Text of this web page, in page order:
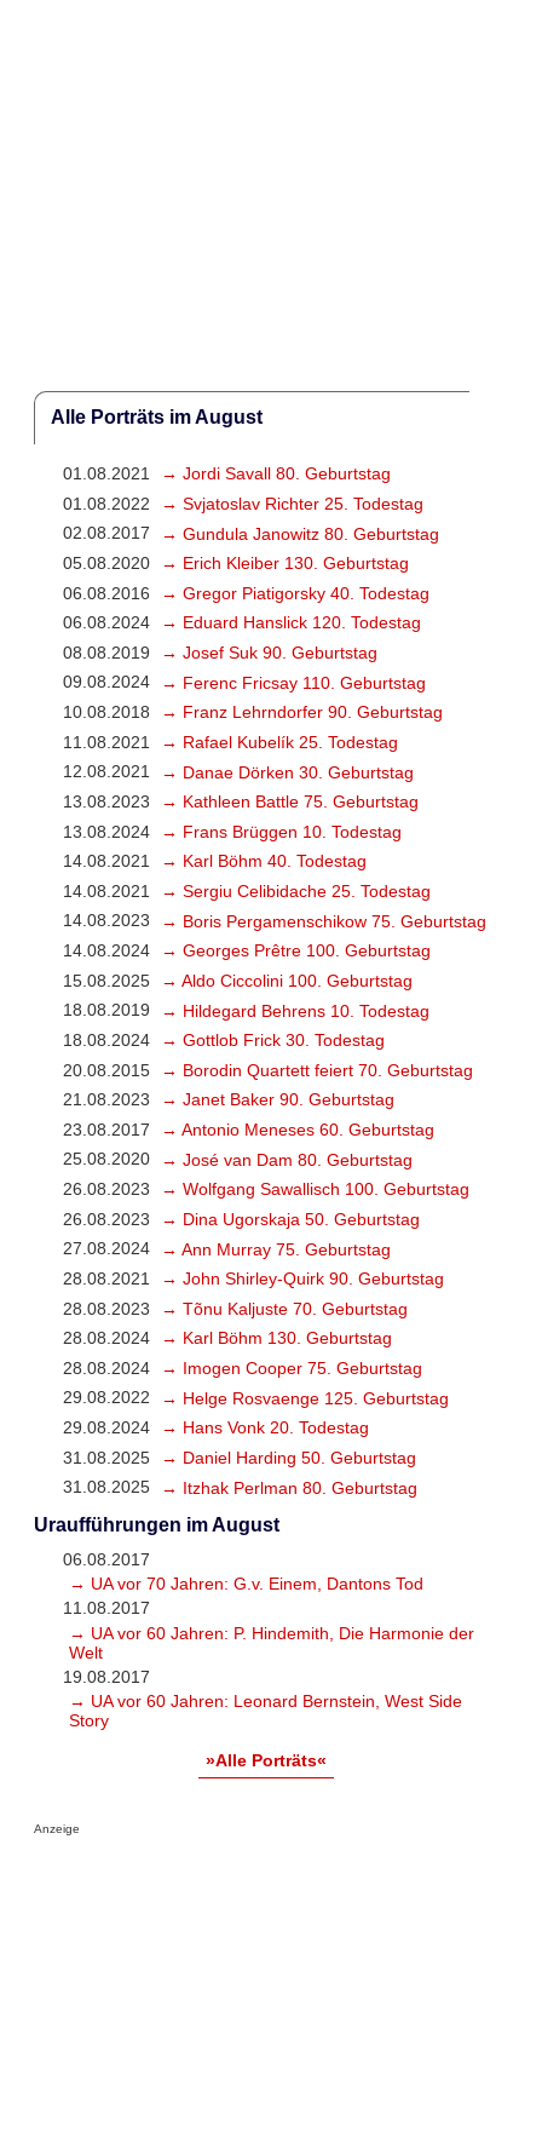
Alle Porträts im August
01.08.2021
→ Jordi Savall 80. Geburtstag
01.08.2022
→ Svjatoslav Richter 25. Todestag
02.08.2017
→ Gundula Janowitz 80. Geburtstag
05.08.2020
→ Erich Kleiber 130. Geburtstag
06.08.2016
→ Gregor Piatigorsky 40. Todestag
06.08.2024
→ Eduard Hanslick 120. Todestag
08.08.2019
→ Josef Suk 90. Geburtstag
09.08.2024
→ Ferenc Fricsay 110. Geburtstag
10.08.2018
→ Franz Lehrndorfer 90. Geburtstag
11.08.2021
→ Rafael Kubelík 25. Todestag
12.08.2021
→ Danae Dörken 30. Geburtstag
13.08.2023
→ Kathleen Battle 75. Geburtstag
13.08.2024
→ Frans Brüggen 10. Todestag
14.08.2021
→ Karl Böhm 40. Todestag
14.08.2021
→ Sergiu Celibidache 25. Todestag
14.08.2023
→ Boris Pergamenschikow 75. Geburtstag
14.08.2024
→ Georges Prêtre 100. Geburtstag
15.08.2025
→ Aldo Ciccolini 100. Geburtstag
18.08.2019
→ Hildegard Behrens 10. Todestag
18.08.2024
→ Gottlob Frick 30. Todestag
20.08.2015
→ Borodin Quartett feiert 70. Geburtstag
21.08.2023
→ Janet Baker 90. Geburtstag
23.08.2017
→ Antonio Meneses 60. Geburtstag
25.08.2020
→ José van Dam 80. Geburtstag
26.08.2023
→ Wolfgang Sawallisch 100. Geburtstag
26.08.2023
→ Dina Ugorskaja 50. Geburtstag
27.08.2024
→ Ann Murray 75. Geburtstag
28.08.2021
→ John Shirley-Quirk 90. Geburtstag
28.08.2023
→ Tõnu Kaljuste 70. Geburtstag
28.08.2024
→ Karl Böhm 130. Geburtstag
28.08.2024
→ Imogen Cooper 75. Geburtstag
29.08.2022
→ Helge Rosvaenge 125. Geburtstag
29.08.2024
→ Hans Vonk 20. Todestag
31.08.2025
→ Daniel Harding 50. Geburtstag
31.08.2025
→ Itzhak Perlman 80. Geburtstag
Uraufführungen im August
06.08.2017
→ UA vor 70 Jahren: G.v. Einem, Dantons Tod
11.08.2017
→ UA vor 60 Jahren: P. Hindemith, Die Harmonie der
Welt
19.08.2017
→ UA vor 60 Jahren: Leonard Bernstein, West Side
Story
»Alle Porträts«
Anzeige